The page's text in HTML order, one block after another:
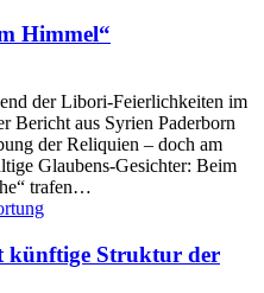
Himmel“
der Libori-Feierlichkeiten im
Bericht aus Syrien Paderborn
der Reliquien – doch am
Glaubens-Gesichter: Beim
trafen…
künftige Struktur der